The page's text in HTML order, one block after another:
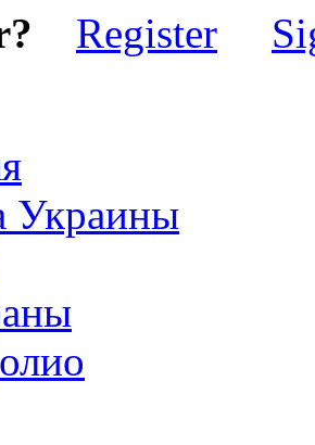
Register
Украины